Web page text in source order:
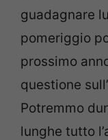
guadagnare
pomeriggio
prossimo
questione sull’
Potremmo
lunghe tutto